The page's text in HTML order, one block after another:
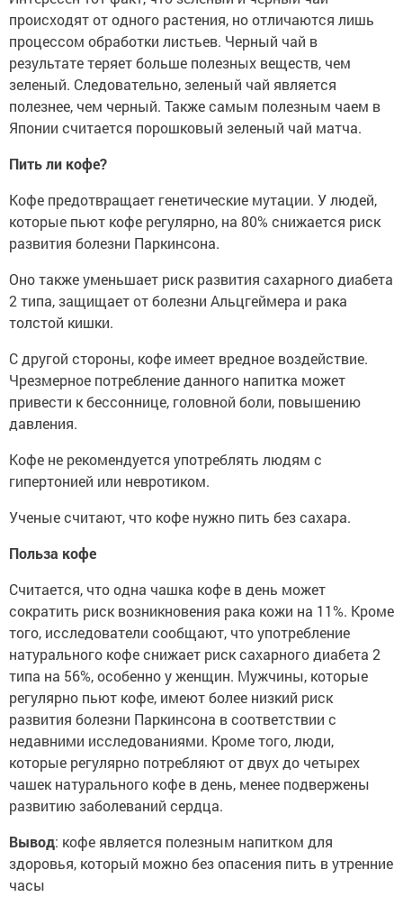
происходят от одного растения, но отличаются лишь
процессом обработки листьев. Черный чай в
результате теряет больше полезных веществ, чем
зеленый. Следовательно, зеленый чай является
полезнее, чем черный. Также самым полезным чаем в
Японии считается порошковый зеленый чай матча.
Пить ли кофе?
Кофе предотвращает генетические мутации. У людей,
которые пьют кофе регулярно, на 80% снижается риск
развития болезни Паркинсона.
Оно также уменьшает риск развития сахарного диабета
2 типа, защищает от болезни Альцгеймера и рака
толстой кишки.
С другой стороны, кофе имеет вредное воздействие.
Чрезмерное потребление данного напитка может
привести к бессоннице, головной боли, повышению
давления.
Кофе не рекомендуется употреблять людям с
гипертонией или невротиком.
Ученые считают, что кофе нужно пить без сахара.
Польза кофе
Считается, что одна чашка кофе в день может
сократить риск возникновения рака кожи на 11%. Кроме
того, исследователи сообщают, что употребление
натурального кофе снижает риск сахарного диабета 2
типа на 56%, особенно у женщин. Мужчины, которые
регулярно пьют кофе, имеют более низкий риск
развития болезни Паркинсона в соответствии с
недавними исследованиями. Кроме того, люди,
которые регулярно потребляют от двух до четырех
чашек натурального кофе в день, менее подвержены
развитию заболеваний сердца.
Вывод: кофе является полезным напитком для
здоровья, который можно без опасения пить в утренние
часы